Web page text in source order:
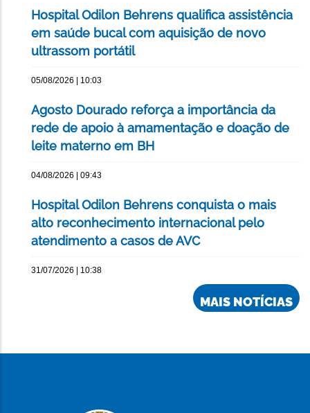
Hospital Odilon Behrens qualifica assistência
em saúde bucal com aquisição de novo
ultrassom portátil
05/08/2026 | 10:03
Agosto Dourado reforça a importância da
rede de apoio à amamentação e doação de
leite materno em BH
04/08/2026 | 09:43
Hospital Odilon Behrens conquista o mais
alto reconhecimento internacional pelo
atendimento a casos de AVC
31/07/2026 | 10:38
MAIS NOTÍCIAS